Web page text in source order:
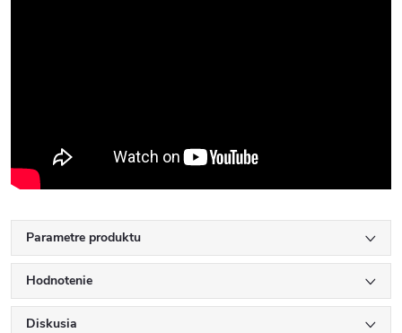
Parametre produktu
Hodnotenie
Diskusia